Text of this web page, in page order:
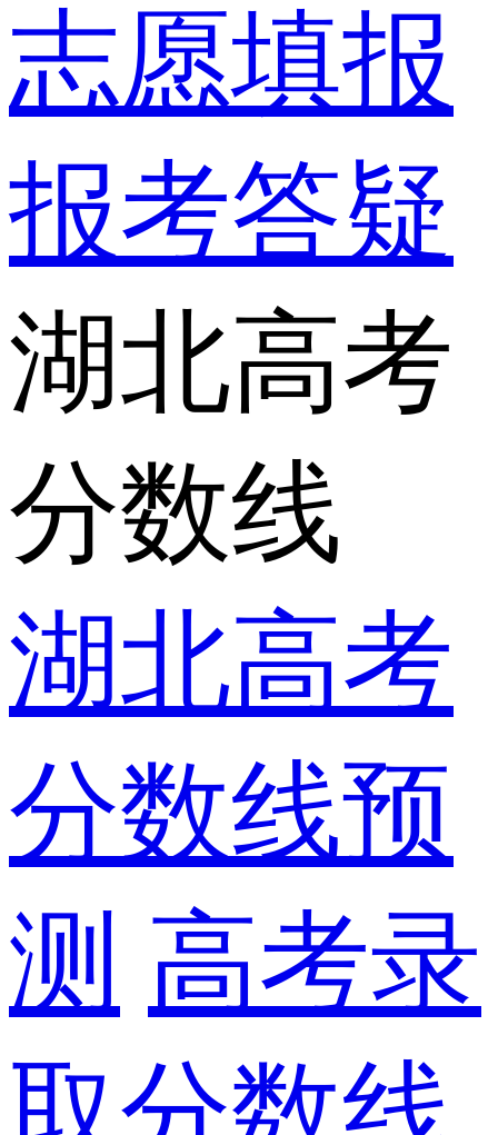
志愿填报
报考答疑
湖北高考
分数线
湖北高考
分数线预
测 高考录